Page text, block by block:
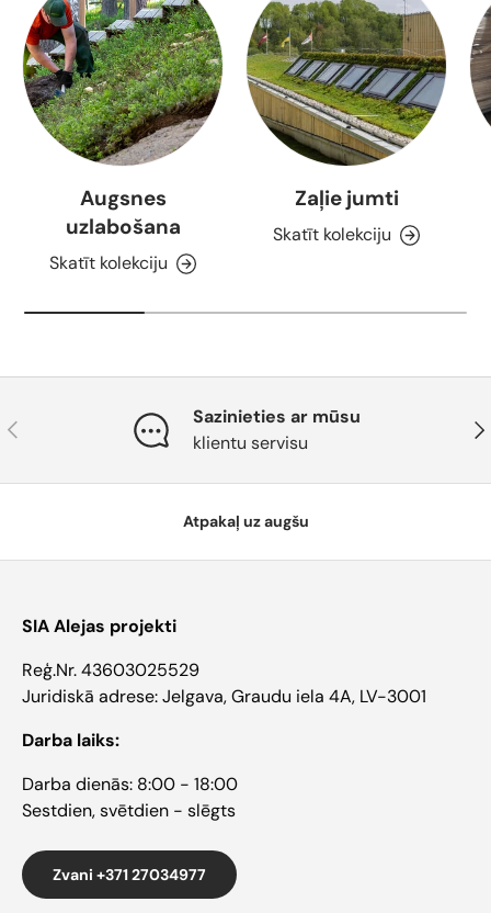
Augsnes
uzlabošana
Skatīt kolekciju
Zaļie jumti
Skatīt kolekciju
Atpakaļ
Sazinieties ar mūsu
klientu servisu
Atpakaļ uz augšu
SIA Alejas projekti
Reģ.Nr. 43603025529
Juridiskā adrese: Jelgava, Graudu iela 4A, LV-3001
Darba laiks:
Darba dienās: 8:00 - 18:00
Sestdien, svētdien - slēgts
Zvani +371 27034977